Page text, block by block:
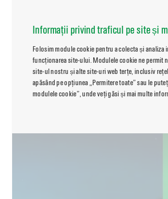
Informații privind traficul pe site și
Folosim module cookie pentru a colecta și
funcționarea site-ului. Modulele cookie ne permit
site-ul nostru și alte site-uri web terțe, inclusiv
apăsând pe opțiunea „Permitere toate” sau le
modulele cookie”, unde veți găsi și mai multe